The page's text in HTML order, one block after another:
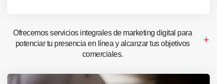
Ofrecemos servicios integrales de marketing digital para
potenciar tu presencia en línea y alcanzar tus objetivos
comerciales.